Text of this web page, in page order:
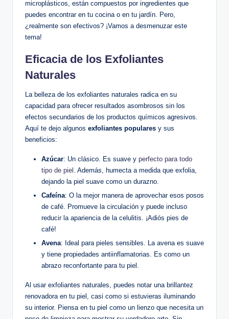
microplásticos, están compuestos por ingredientes que
puedes encontrar en tu cocina o en tu jardín. Pero,
¿realmente son efectivos? ¡Vamos a desmenuzar este
tema!
Eficacia de los Exfoliantes
Naturales
La belleza de los exfoliantes naturales radica en su
capacidad para ofrecer resultados asombrosos sin los
efectos secundarios de los productos químicos agresivos.
Aquí te dejo algunos exfoliantes populares y sus
beneficios:
Azúcar: Un clásico. Es suave y perfecto para todo
tipo de piel . Además, humecta a medida que exfolia,
dejando la piel suave como un durazno.
Cafeína: O la mejor manera de aprovechar esos posos
de café. Promueve la circulación y puede incluso
reducir la apariencia de la celulitis. ¡Adiós pies de
café!
Avena: Ideal para pieles sensibles. La avena es suave
y tiene propiedades antiinflamatorias. Es como un
abrazo reconfortante para tu piel.
Al usar exfoliantes naturales, puedes notar una brillantez
renovadora en tu piel, casi como si estuvieras iluminando
su interior. Piensa en tu piel como un lienzo que necesita un